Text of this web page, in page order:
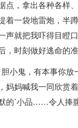
，拿出各种各样
着一袋地雷炮，半
声就把我吓得目瞪
时刻做好逃命的准
鬼，有本事你放
妈妈喊我一同欣赏
的`小品……令人捧